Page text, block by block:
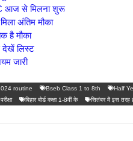
आज से मिलना शुरू
अंतिम मौका
है मौका
देखें लिस्ट
जारी
routine Bseb Class 1 to 8th
Half
बिहार बोर्ड कक्षा 1-8वीं के सितंबर में इस तरह